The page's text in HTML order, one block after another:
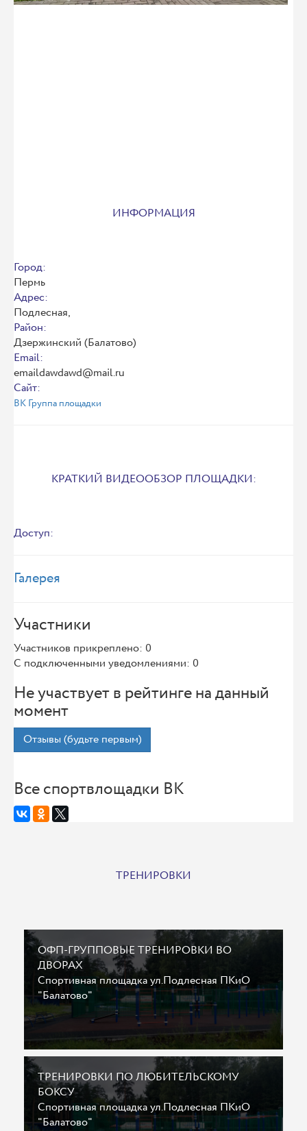
ИНФОРМАЦИЯ
Город:
Пермь
Адрес:
Подлесная,
Район:
Дзержинский (Балатово)
Email:
emaildawdawd@mail.ru
Сайт:
ВК Группа площадки
КРАТКИЙ ВИДЕООБЗОР ПЛОЩАДКИ:
Доступ:
Галерея
Участники
Участников прикреплено: 0
С подключенными уведомлениями: 0
Не участвует в рейтинге на данный
момент
Отзывы (будьте первым)
Все спортвлощадки ВК
ТРЕНИРОВКИ
ОФП-ГРУППОВЫЕ ТРЕНИРОВКИ ВО
ДВОРАХ
Спортивная площадка ул.Подлесная ПКиО
"Балатово"
ТРЕНИРОВКИ ПО ЛЮБИТЕЛЬСКОМУ
БОКСУ
Спортивная площадка ул.Подлесная ПКиО
"Балатово"